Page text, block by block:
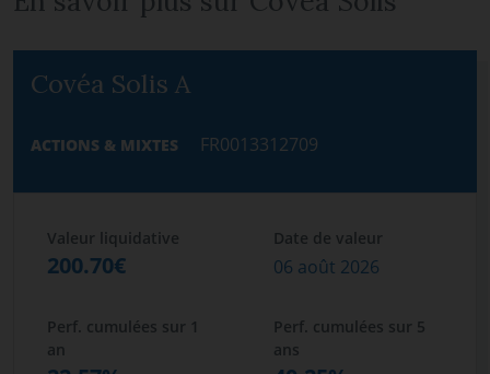
Covéa Solis A
ACTIONS & MIXTES FR0013312709
Valeur liquidative Date de valeur
200.70€ 06 août 2026
Perf. cumulées sur 1
an
Perf. cumulées sur 5
ans